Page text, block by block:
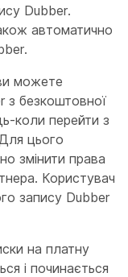
Dubber.
автоматично
можете
з безкоштовної
коли перейти з
цього
змінити права
Користувач
запису Dubber
на платну
і починається